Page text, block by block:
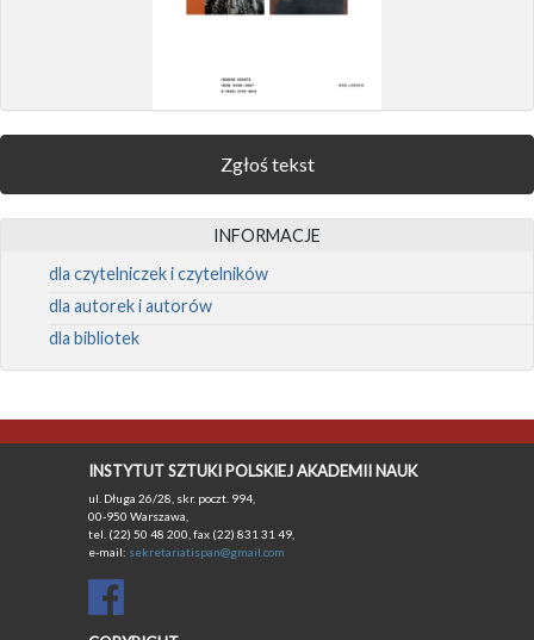
Zgłoś tekst
INFORMACJE
dla czytelniczek i czytelników
dla autorek i autorów
dla bibliotek
INSTYTUT SZTUKI POLSKIEJ AKADEMII NAUK
ul. Długa 26/28, skr. poczt. 994,
00-950 Warszawa,
tel. (22) 50 48 200, fax (22) 831 31 49,
e-mail: sekretariatispan@gmail.com